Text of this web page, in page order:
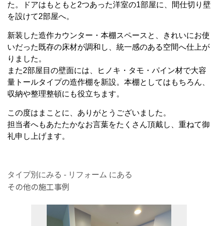
た。ドアはもともと2つあった洋室の1部屋に、間仕切り壁
を設けて2部屋へ。
新装した造作カウンター・本棚スペースと、きれいにお使
いだった既存の床材が調和し、統一感のある空間へ仕上が
りました。
また2部屋目の壁面には、ヒノキ・タモ・パイン材で大容
量トールタイプの造作棚を新設。本棚としてはもちろん、
収納や整理整頓にも役立ちます。
この度はまことに、ありがとうございました。
担当者へもあたたかなお言葉をたくさん頂戴し、重ねて御
礼申し上げます。
タイプ別にみる - リフォーム にある
その他の施工事例